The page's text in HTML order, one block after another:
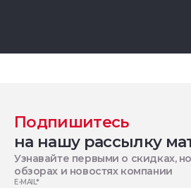
Подпишитесь
на нашу рассылку
Узнавайте первыми о скидках,
обзорах и новостях компании
E-MAIL*